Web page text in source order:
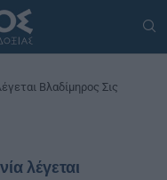
Βλαδίμηρος Σις
λέγεται